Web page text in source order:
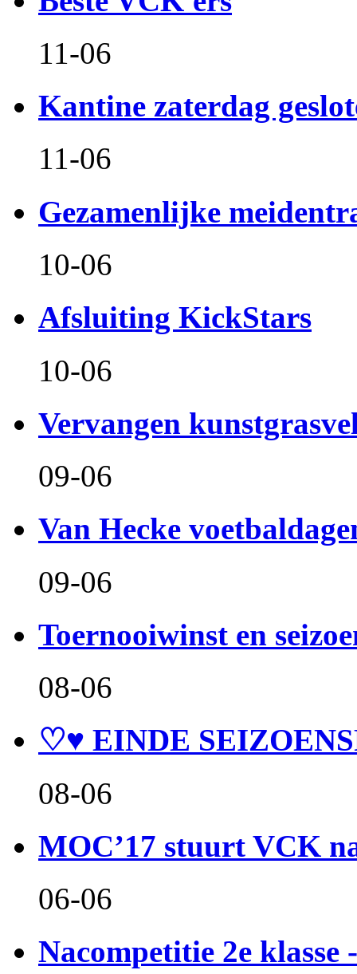
11-06
Kantine zaterdag
11-06
Gezamenlijke
10-06
Afsluiting KickStars
10-06
Vervangen
09-06
Van Hecke
09-06
Toernooiwinst en
08-06
♡♥ EINDE
08-06
MOC’17 stuurt VCK
06-06
Nacompetitie 2e klasse